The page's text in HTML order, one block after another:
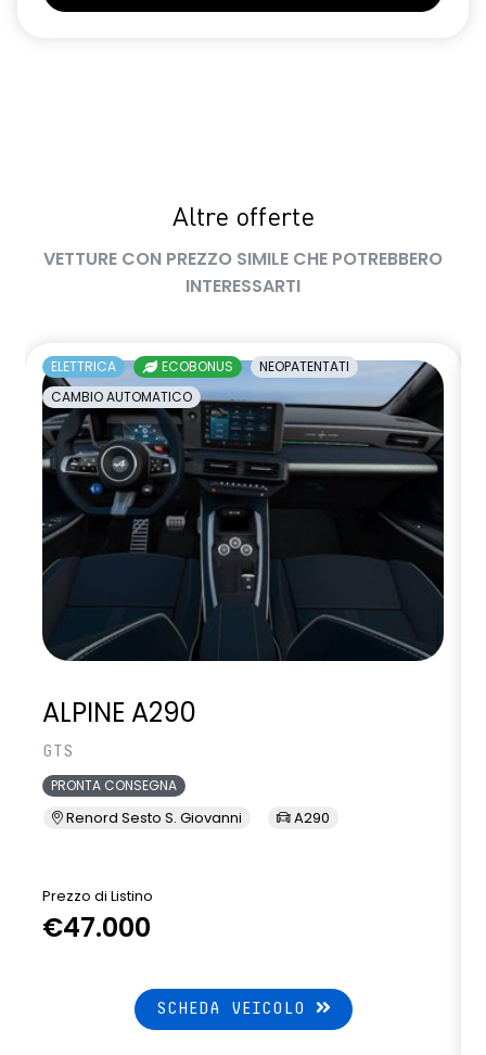
Volante multifunzionale
Altre offerte
VETTURE CON PREZZO SIMILE CHE POTREBBERO
INTERESSARTI
ELETTRICA ECOBONUS
NEOPATENTATI
CAMBIO AUTOMATICO
ALPINE A290
GTS
PRONTA CONSEGNA
Renord Sesto S. Giovanni A290
Prezzo di Listino
€47.000
SCHEDA VEICOLO